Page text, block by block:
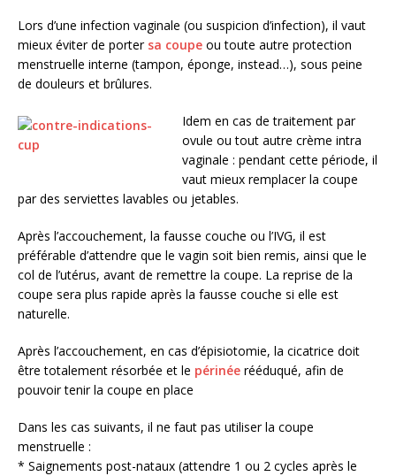
Lors d’une infection vaginale (ou suspicion d’infection), il vaut
mieux éviter de porter sa coupe ou toute autre protection
menstruelle interne (tampon, éponge, instead…), sous peine
de douleurs et brûlures.
Idem en cas de traitement par
ovule ou tout autre crème intra
vaginale : pendant cette période, il
vaut mieux remplacer la coupe
par des serviettes lavables ou jetables.
Après l’accouchement, la fausse couche ou l’IVG, il est
préférable d’attendre que le vagin soit bien remis, ainsi que le
col de l’utérus, avant de remettre la coupe. La reprise de la
coupe sera plus rapide après la fausse couche si elle est
naturelle.
Après l’accouchement, en cas d’épisiotomie, la cicatrice doit
être totalement résorbée et le périnée rééduqué, afin de
pouvoir tenir la coupe en place
Dans les cas suivants, il ne faut pas utiliser la coupe
menstruelle :
* Saignements post-nataux (attendre 1 ou 2 cycles après le